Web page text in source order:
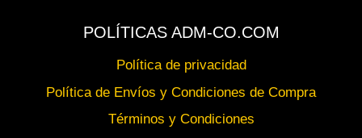
POLÍTICAS ADM-CO.COM
Política de privacidad
Política de Envíos y Condiciones de Compra
Términos y Condiciones